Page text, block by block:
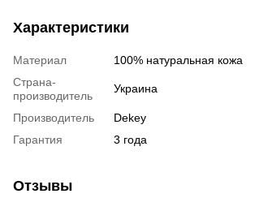
Характеристики
Материал
100% натуральная кожа
Страна-
производитель
Украина
Производитель
Dekey
Гарантия
3 года
Отзывы